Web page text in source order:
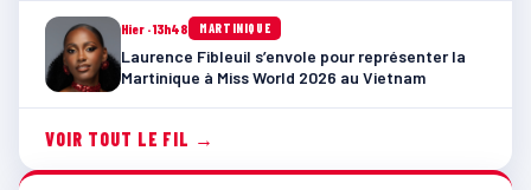
Hier · 13h48 MARTINIQUE
Laurence Fibleuil s’envole pour représenter la
Martinique à Miss World 2026 au Vietnam
VOIR TOUT LE FIL →